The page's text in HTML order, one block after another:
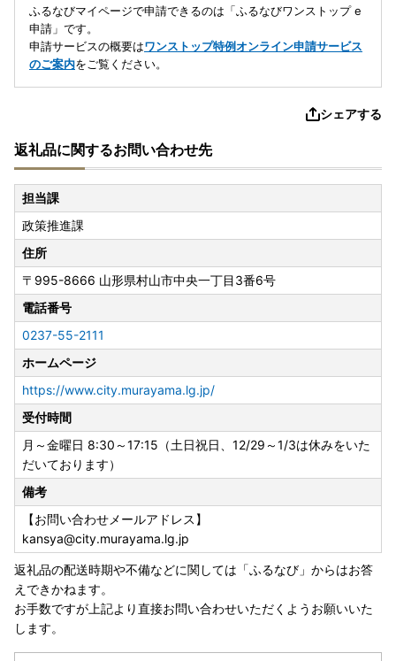
ふるなびマイページで申請できるのは「ふるなびワンストップ e
申請」です。
申請サービスの概要はワンストップ特例オンライン申請サービス
のご案内をご覧ください。
シェアする
返礼品に関するお問い合わせ先
担当課
政策推進課
住所
〒995-8666 山形県村山市中央一丁目3番6号
電話番号
0237-55-2111
ホームページ
https://www.city.murayama.lg.jp/
受付時間
月～金曜日 8:30～17:15（土日祝日、12/29～1/3は休みをいた
だいております）
備考
【お問い合わせメールアドレス】
kansya@city.murayama.lg.jp
返礼品の配送時期や不備などに関しては「ふるなび」からはお答
えできかねます。
お手数ですが上記より直接お問い合わせいただくようお願いいた
します。